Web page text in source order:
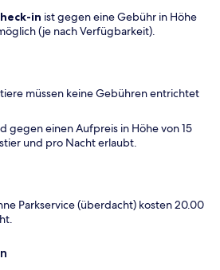
in ist gegen eine Gebühr in Höhe
(je nach Verfügbarkeit).
müssen keine Gebühren entrichtet
gegen einen Aufpreis in Höhe von 15
und pro Nacht erlaubt.
Parkservice (überdacht) kosten 20.00